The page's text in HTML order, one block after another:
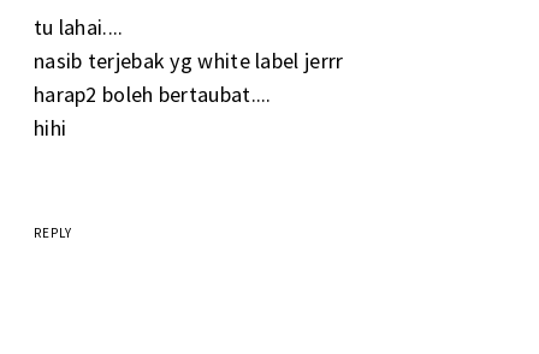
tu lahai....
nasib terjebak yg white label jerrr
harap2 boleh bertaubat....
hihi
REPLY